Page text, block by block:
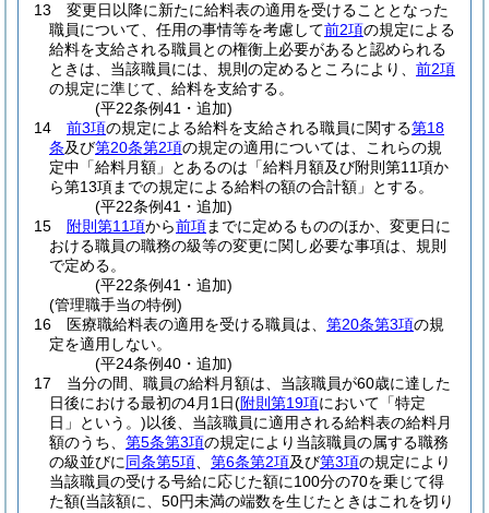
13
変更日以降に新たに給料表の適用を受けることとなった
職員について、任用の事情等を考慮して前2項の規定による
給料を支給される職員との権衡上必要があると認められる
ときは、当該職員には、規則の定めるところにより、 前2項
の規定に準じて、給料を支給する。
(平22条例41・追加)
14
前3項の規定による給料を支給される職員に関する第18
条及び第20条第2項の規定の適用については、これらの規
定中「給料月額」とあるのは「給料月額及び附則第11項か
ら第13項までの規定による給料の額の合計額」とする。
(平22条例41・追加)
15
附則第11項から前項までに定めるもののほか、変更日に
おける職員の職務の級等の変更に関し必要な事項は、規則
で定める。
(平22条例41・追加)
(管理職手当の特例)
16
医療職給料表の適用を受ける職員は、 第20条第3項の規
定を適用しない。
(平24条例40・追加)
17
当分の間、職員の給料月額は、当該職員が60歳に達した
日後における最初の4月1日(附則第19項において「特定
日」という。)以後、当該職員に適用される給料表の給料月
額のうち、 第5条第3項の規定により当該職員の属する職務
の級並びに同条第5項 第6条第2項及び第3項の規定により
当該職員の受ける号給に応じた額に100分の70を乗じて得
た額(当該額に、50円未満の端数を生じたときはこれを切り